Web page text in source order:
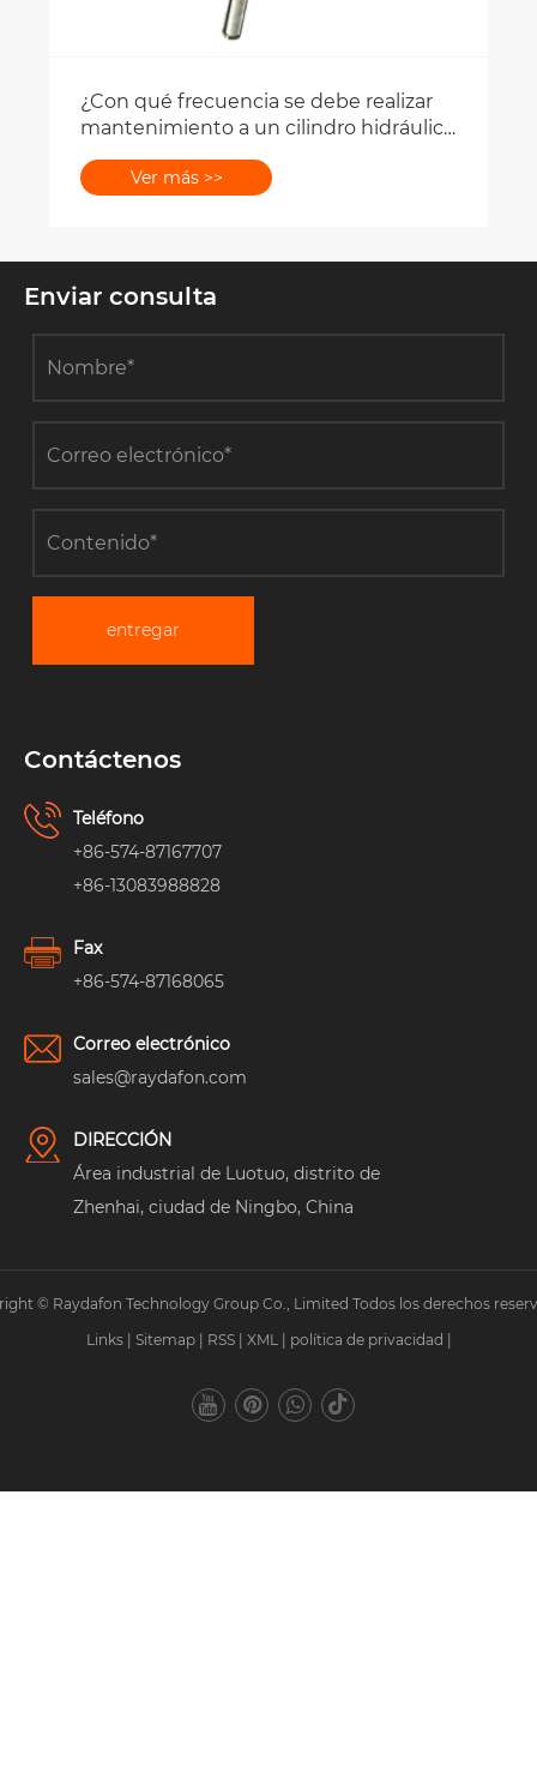
¿Con qué frecuencia se debe realizar
mantenimiento a un cilindro hidráulico
de dirección?
Ver más >>
Enviar consulta
entregar
Contáctenos
Teléfono
+86-574-87167707
+86-13083988828
Fax
+86-574-87168065
Correo electrónico
sales@raydafon.com
DIRECCIÓN
Área industrial de Luotuo, distrito de
Zhenhai, ciudad de Ningbo, China
© Raydafon Technology Group Co., Limited Todos los derechos
Links
Sitemap RSS XML política de privacidad